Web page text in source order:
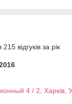
ніж армовані
зварюванням.
відгуків за рік
4 / 2, Харків,